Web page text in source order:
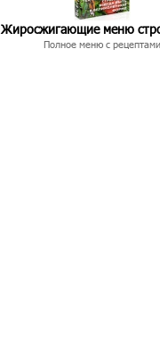
Жиросжигающие меню
Полное меню с рецептами